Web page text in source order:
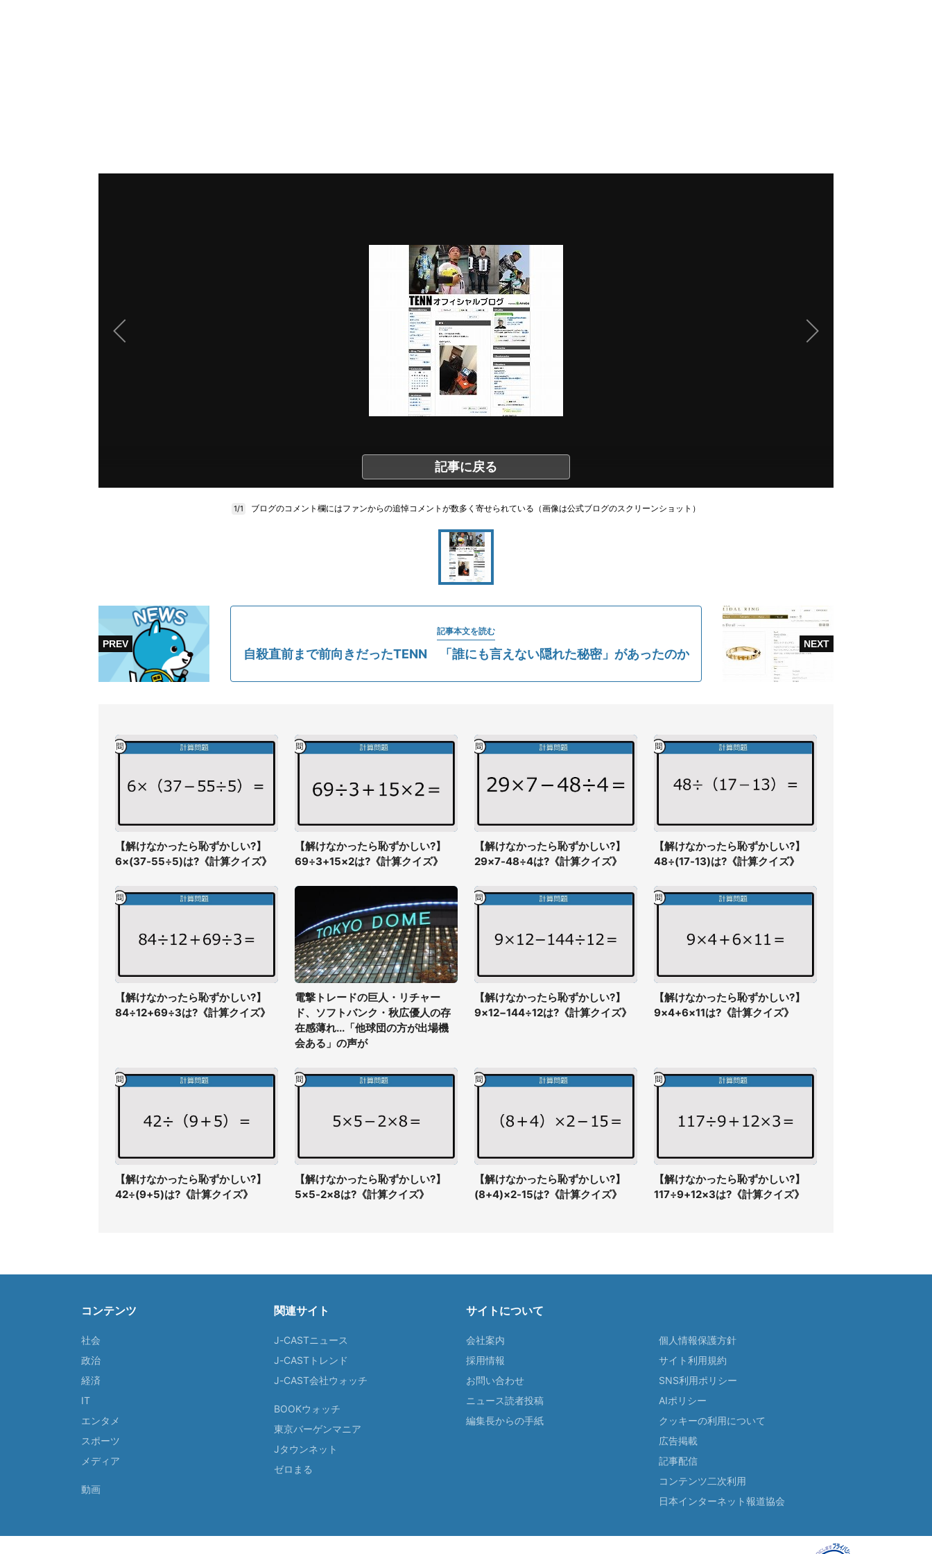
記事に戻る
1/1 ブログのコメント欄にはファンからの追悼コメントが数多く寄せられている（画像は公式ブログのスクリーンショット）
記事本文を読む
自殺直前まで前向きだったTENN 「誰にも言えない隠れた秘密」があったのか
【解けなかったら恥ずかしい?】
6×(37-55÷5)は?《計算クイズ》
【解けなかったら恥ずかしい?】
69÷3+15×2は?《計算クイズ》
【解けなかったら恥ずかしい?】
29×7-48÷4は?《計算クイズ》
【解けなかったら恥ずかしい?】
48÷(17-13)は?《計算クイズ》
【解けなかったら恥ずかしい?】
84÷12+69÷3は?《計算クイズ》
電撃トレードの巨人・リチャー
ド、ソフトバンク・秋広優人の存
在感薄れ...「他球団の方が出場機
会ある」の声が
【解けなかったら恥ずかしい?】
9×12−144÷12は?《計算クイズ》
【解けなかったら恥ずかしい?】
9×4+6×11は?《計算クイズ》
【解けなかったら恥ずかしい?】
42÷(9+5)は?《計算クイズ》
【解けなかったら恥ずかしい?】
5×5-2×8は?《計算クイズ》
【解けなかったら恥ずかしい?】
(8+4)×2-15は?《計算クイズ》
【解けなかったら恥ずかしい?】
117÷9+12×3は?《計算クイズ》
コンテンツ
社会
政治
経済
IT
エンタメ
スポーツ
メディア
動画
関連サイト
J-CASTニュース
J-CASTトレンド
J-CAST会社ウォッチ
BOOKウォッチ
東京バーゲンマニア
Jタウンネット
ゼロまる
サイトについて
会社案内
採用情報
お問い合わせ
ニュース読者投稿
編集長からの手紙
個人情報保護方針
サイト利用規約
SNS利用ポリシー
AIポリシー
クッキーの利用について
広告掲載
記事配信
コンテンツ二次利用
日本インターネット報道協会